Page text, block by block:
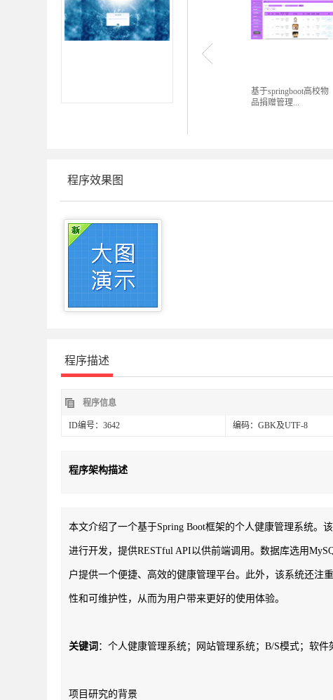
基于springboot高校物
品捐赠管理...
程序效果图
程序描述
程序信息
ID编号：3642 编码：GBK及UTF-8
程序架构描述
本文介绍了一个基于Spring Boot框架的个人健康管理系统。
进行开发，提供RESTful API以供前端调用。数据库选用
户提供一个便捷、高效的健康管理平台。此外，该系统还注
性和可维护性，从而为用户带来更好的使用体验。
关键词 ：个人健康管理系统；网站管理系统；B/S模式；软件
项目研究的背景